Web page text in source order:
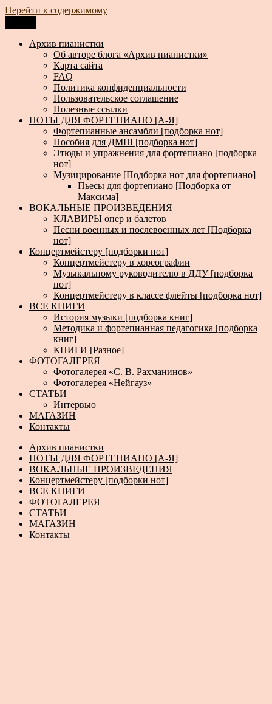
Перейти к содержимому
Архив пианистки
Всё для пианистов: ноты, книги, музыка, статьи…
Архив пианистки
Об авторе блога «Архив пианистки»
Карта сайта
FAQ
Политика конфиденциальности
Пользовательское соглашение
Полезные ссылки
НОТЫ ДЛЯ ФОРТЕПИАНО [А-Я]
Фортепианные ансамбли [подборка нот]
Пособия для ДМШ [подборка нот]
Этюды и упражнения для фортепиано [подборка
нот]
Музицирование [Подборка нот для фортепиано]
Пьесы для фортепиано [Подборка от
Максима]
ВОКАЛЬНЫЕ ПРОИЗВЕДЕНИЯ
КЛАВИРЫ опер и балетов
Песни военных и послевоенных лет [Подборка
нот]
Концертмейстеру [подборки нот]
Концертмейстеру в хореографии
Музыкальному руководителю в ДДУ [подборка
нот]
Концертмейстеру в классе флейты [подборка нот]
ВСЕ КНИГИ
История музыки [подборка книг]
Методика и фортепианная педагогика [подборка
книг]
КНИГИ [Разное]
ФОТОГАЛЕРЕЯ
Фотогалерея «С. В. Рахманинов»
Фотогалерея «Нейгауз»
СТАТЬИ
Интервью
МАГАЗИН
Контакты
Архив пианистки
НОТЫ ДЛЯ ФОРТЕПИАНО [А-Я]
ВОКАЛЬНЫЕ ПРОИЗВЕДЕНИЯ
Концертмейстеру [подборки нот]
ВСЕ КНИГИ
ФОТОГАЛЕРЕЯ
СТАТЬИ
МАГАЗИН
Контакты